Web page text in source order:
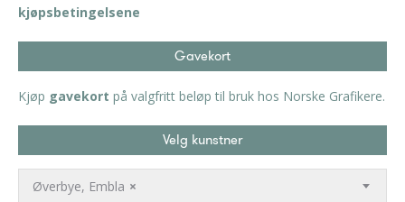
kjøpsbetingelsene
Gavekort
Kjøp gavekort på valgfritt beløp til bruk hos Norske Grafikere.
Velg kunstner
×
Øverbye, Embla